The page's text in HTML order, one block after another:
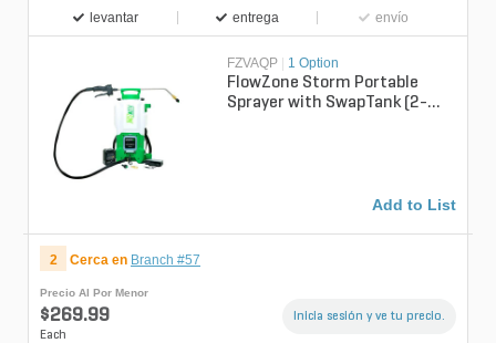
levantar entrega envío
FZVAQP 1 Option
FlowZone Storm Portable
Sprayer with SwapTank (2-
Add to List
2 Cerca en Branch #57
Precio Al Por Menor
$269.99
Each
Inicia sesión y ve tu precio.